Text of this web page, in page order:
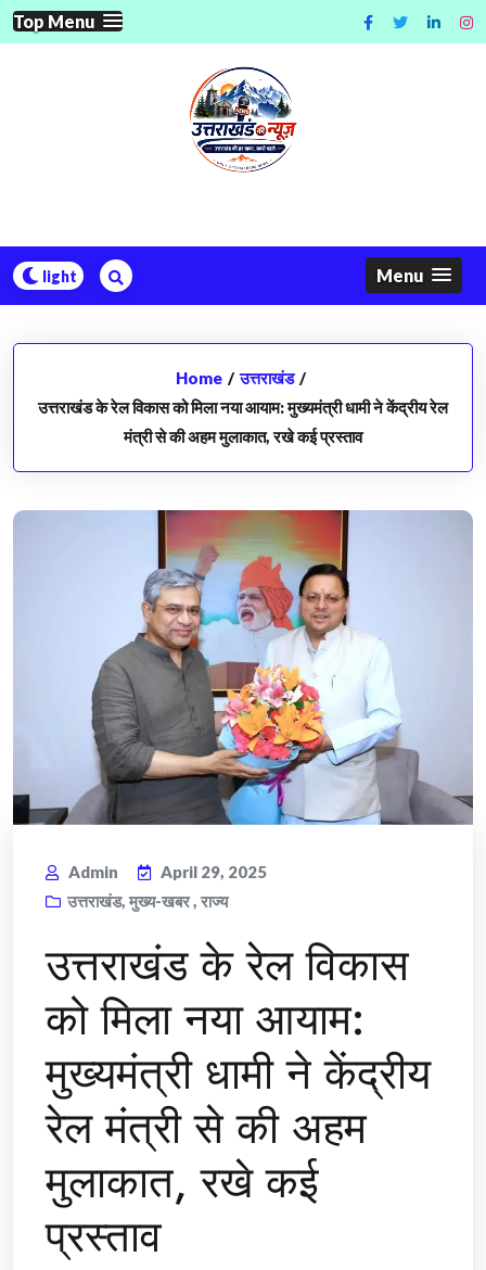
Skip
to
Top Menu
Menu
Home / उत्तराखंड /
उत्तराखंड के रेल विकास को मिला नया आयाम: मुख्यमंत्री धामी ने केंद्रीय रेल
मंत्री से की अहम मुलाकात, रखे कई प्रस्ताव
Admin
April 29, 2025
उत्तराखंड, मुख्य-खबर, राज्य
उत्तराखंड के रेल विकास
को मिला नया आयाम:
मुख्यमंत्री धामी ने केंद्रीय
रेल मंत्री से की अहम
मुलाकात, रखे कई
प्रस्ताव